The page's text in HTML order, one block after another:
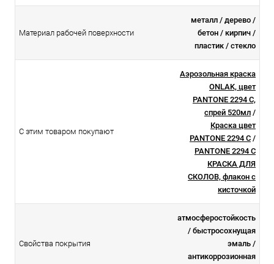
Материал рабочей поверхности
металл / дерево /
бетон / кирпич /
пластик / стекло
С этим товаром покупают
Аэрозольная краска
ONLAK, цвет
PANTONE 2294 C,
спрей 520мл /
Краска цвет
PANTONE 2294 C /
PANTONE 2294 C
КРАСКА ДЛЯ
СКОЛОВ, флакон с
кисточкой
Свойства покрытия
атмосферостойкоcть
/ быстросохнущая
эмаль /
антикоррозионная